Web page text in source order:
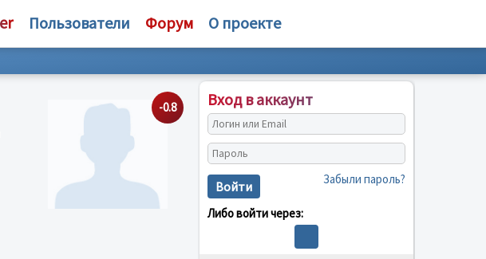
Пользователи Форум О проекте
-0.8 Вход в аккаунт
Войти Забыли пароль?
Либо войти через: